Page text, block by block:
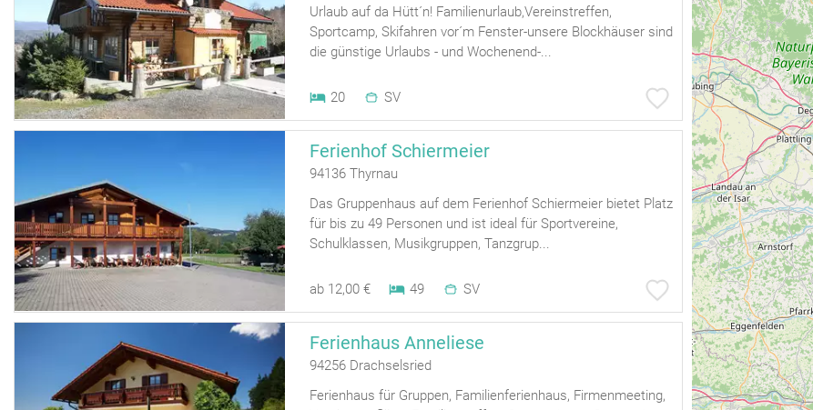
Urlaub auf da Hütt´n! Familienurlaub,Vereinstreffen,
Sportcamp, Skifahren vor´m Fenster-unsere Blockhäuser sind
die günstige Urlaubs - und Wochenend-...
20 SV
Ferienhof Schiermeier
94136 Thyrnau
Das Gruppenhaus auf dem Ferienhof Schiermeier bietet Platz
für bis zu 49 Personen und ist ideal für Sportvereine,
Schulklassen, Musikgruppen, Tanzgrup...
ab 12,00 € 49 SV
Ferienhaus Anneliese
94256 Drachselsried
Ferienhaus für Gruppen, Familienferienhaus, Firmenmeeting,